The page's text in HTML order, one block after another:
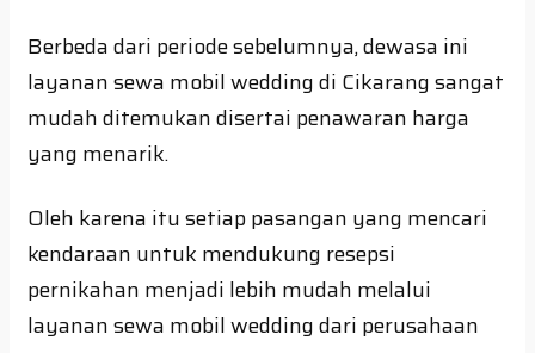
Berbeda dari periode sebelumnya, dewasa ini
layanan sewa mobil wedding di Cikarang sangat
mudah ditemukan disertai penawaran harga
yang menarik.
Oleh karena itu setiap pasangan yang mencari
kendaraan untuk mendukung resepsi
pernikahan menjadi lebih mudah melalui
layanan sewa mobil wedding dari perusahaan